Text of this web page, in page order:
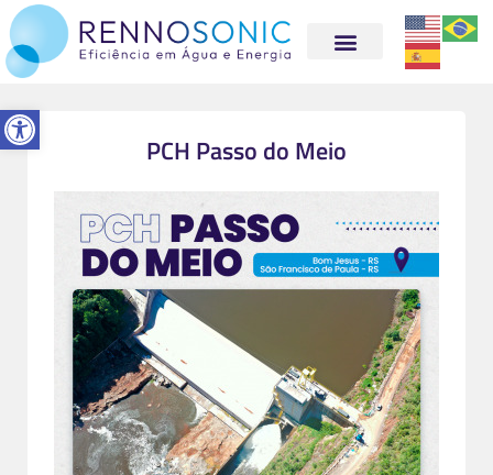
Abrir a barra de ferramentas
PCH Passo do Meio